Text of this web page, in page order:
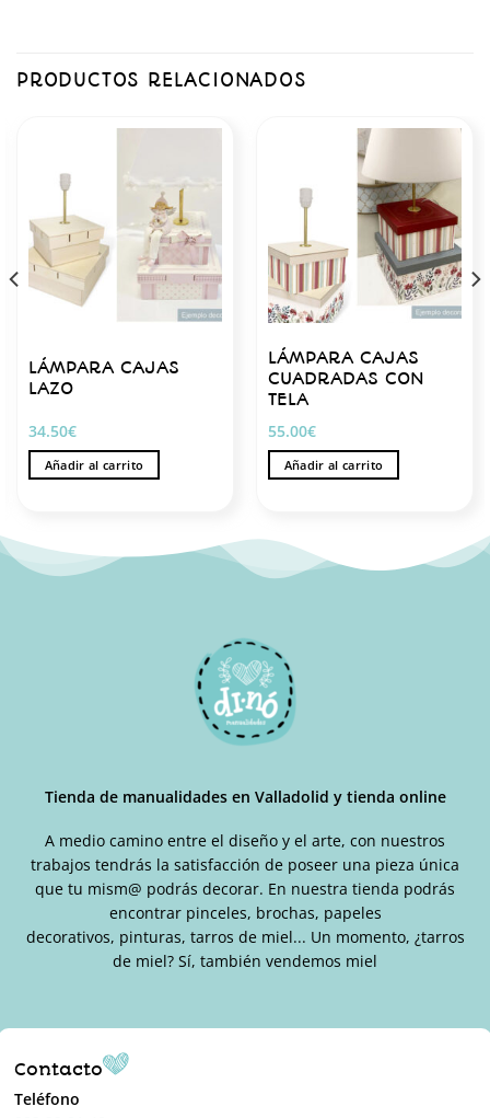
PRODUCTOS RELACIONADOS
LÁMPARA CAJAS
LAZO
34.50€
Añadir al carrito
LÁMPARA CAJAS
CUADRADAS CON
TELA
55.00€
Añadir al carrito
Tienda de manualidades en Valladolid y tienda online
A medio camino entre el diseño y el arte, con nuestros
trabajos tendrás la satisfacción de poseer una pieza única
que tu mism@ podrás decorar. En nuestra tienda podrás
encontrar pinceles, brochas, papeles
decorativos, pinturas, tarros de miel... Un momento, ¿tarros
de miel? Sí, también vendemos miel
Contacto
Teléfono